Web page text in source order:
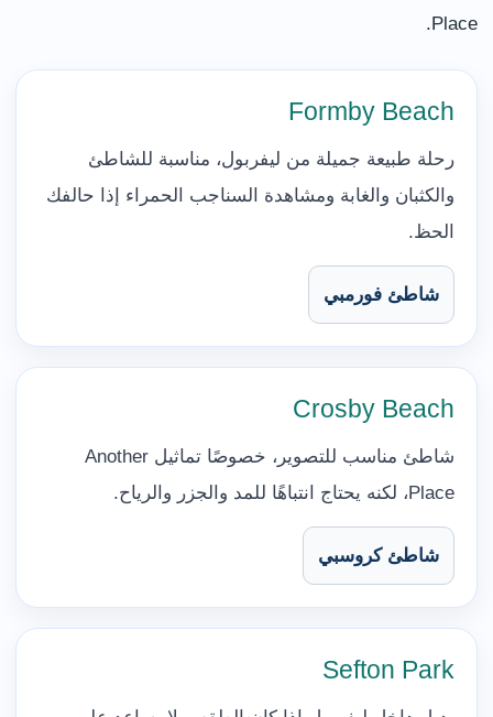
Place.
Formby Beach
رحلة طبيعة جميلة من ليفربول، مناسبة للشاطئ
والكثبان والغابة ومشاهدة السناجب الحمراء إذا حالفك
الحظ.
شاطئ فورمبي
Crosby Beach
شاطئ مناسب للتصوير، خصوصًا تماثيل Another
Place، لكنه يحتاج انتباهًا للمد والجزر والرياح.
شاطئ كروسبي
Sefton Park